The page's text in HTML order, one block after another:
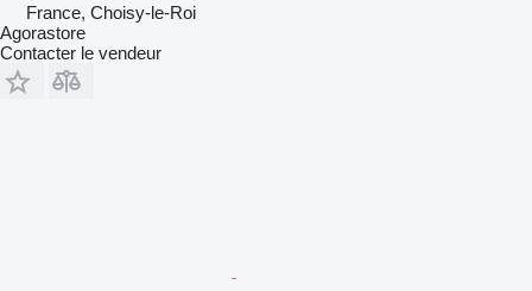
France, Choisy-le-Roi
Agorastore
Contacter le vendeur